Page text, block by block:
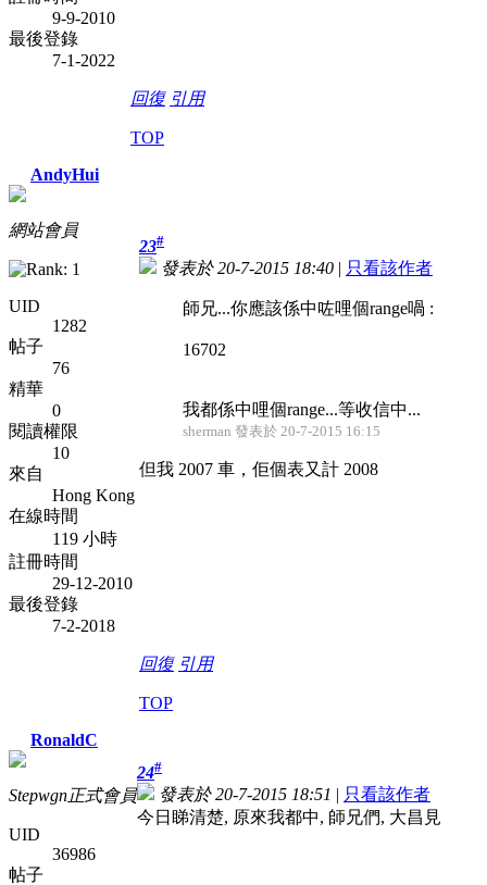
9-9-2010
最後登錄
7-1-2022
回復 引用
TOP
AndyHui
網站會員
UID
1282
帖子
76
精華
0
閱讀權限
10
來自
Hong Kong
在線時間
119 小時
註冊時間
29-12-2010
最後登錄
7-2-2018
23#
發表於 20-7-2015 18:40 | 只看該作者
師兄...你應該係中咗哩個range喎 :
16702
我都係中哩個range...等收信中...
sherman 發表於 20-7-2015 16:15
但我 2007 車，佢個表又計 2008
回復 引用
TOP
RonaldC
Stepwgn正式會員
UID
36986
帖子
24#
發表於 20-7-2015 18:51 | 只看該作者
今日睇清楚, 原來我都中, 師兄們, 大昌見